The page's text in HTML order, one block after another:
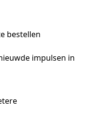
bestellen
impulsen in